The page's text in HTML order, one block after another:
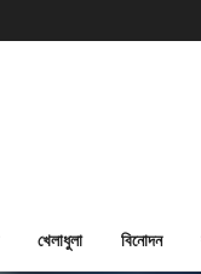
খেলাধুলা বিনোদন